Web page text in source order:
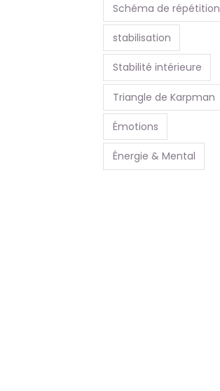
Schéma de répétition
stabilisation
Stabilité intérieure
Triangle de Karpman
Émotions
Énergie & Mental